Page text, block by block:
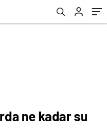
ne kadar su